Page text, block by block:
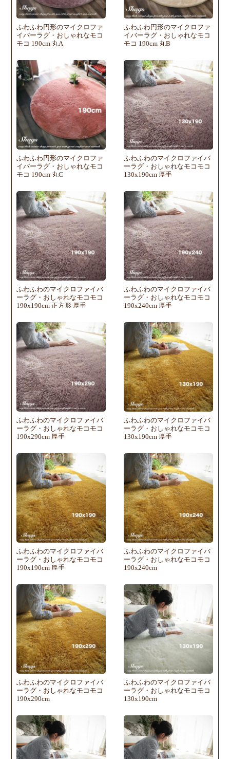
ふわふわ円形のマイクロファ
イバーラグ・おしゃれなモコ
モコ 190cm 丸A
ふわふわ円形のマイクロファ
イバーラグ・おしゃれなモコ
モコ 190cm 丸B
ふわふわ円形のマイクロファ
イバーラグ・おしゃれなモコ
モコ 190cm 丸C
ふわふわのマイクロファイバ
ーラグ・おしゃれなモコモコ
130x190cm 厚手
ふわふわのマイクロファイバ
ーラグ・おしゃれなモコモコ
190x190cm 正方形 厚手
ふわふわのマイクロファイバ
ーラグ・おしゃれなモコモコ
190x240cm 厚手
ふわふわのマイクロファイバ
ーラグ・おしゃれなモコモコ
190x290cm 厚手
ふわふわのマイクロファイバ
ーラグ・おしゃれなモコモコ
130x190cm 厚手
ふわふわのマイクロファイバ
ーラグ・おしゃれなモコモコ
190x190cm 厚手
ふわふわのマイクロファイバ
ーラグ・おしゃれなモコモコ
190x240cm
ふわふわのマイクロファイバ
ーラグ・おしゃれなモコモコ
190x290cm
ふわふわのマイクロファイバ
ーラグ・おしゃれなモコモコ
130x190cm